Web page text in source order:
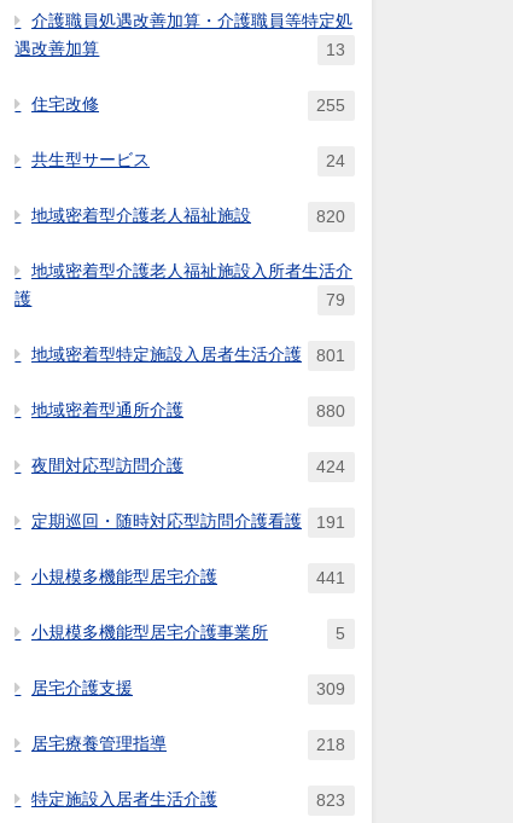
介護職員処遇改善加算・介護職員等特定処
遇改善加算
13
住宅改修 255
共生型サービス 24
地域密着型介護老人福祉施設 820
地域密着型介護老人福祉施設入所者生活介
護
79
地域密着型特定施設入居者生活介護 801
地域密着型通所介護 880
夜間対応型訪問介護 424
定期巡回・随時対応型訪問介護看護 191
小規模多機能型居宅介護 441
小規模多機能型居宅介護事業所 5
居宅介護支援 309
居宅療養管理指導 218
特定施設入居者生活介護 823